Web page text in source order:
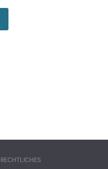
RECHTLICHES